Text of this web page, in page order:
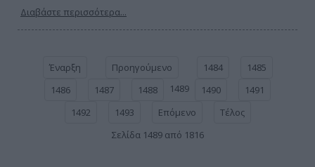
Διαβάστε περισσότερα...
Έναρξη Προηγούμενο 1484
1485
1486
1487 1488 1489 1490
1491
1492
1493 Επόμενο
Τέλος
Σελίδα 1489 από 1816